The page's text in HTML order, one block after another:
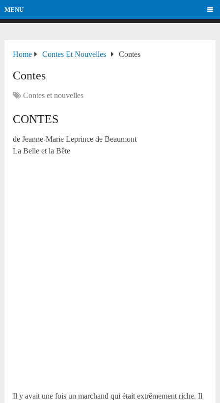
MENU
Home Contes Et Nouvelles Contes
Contes
Contes et nouvelles
CONTES
de Jeanne-Marie Leprince de Beaumont
La Belle et la Bête
Il y avait une fois un marchand qui était extrêmement riche. Il